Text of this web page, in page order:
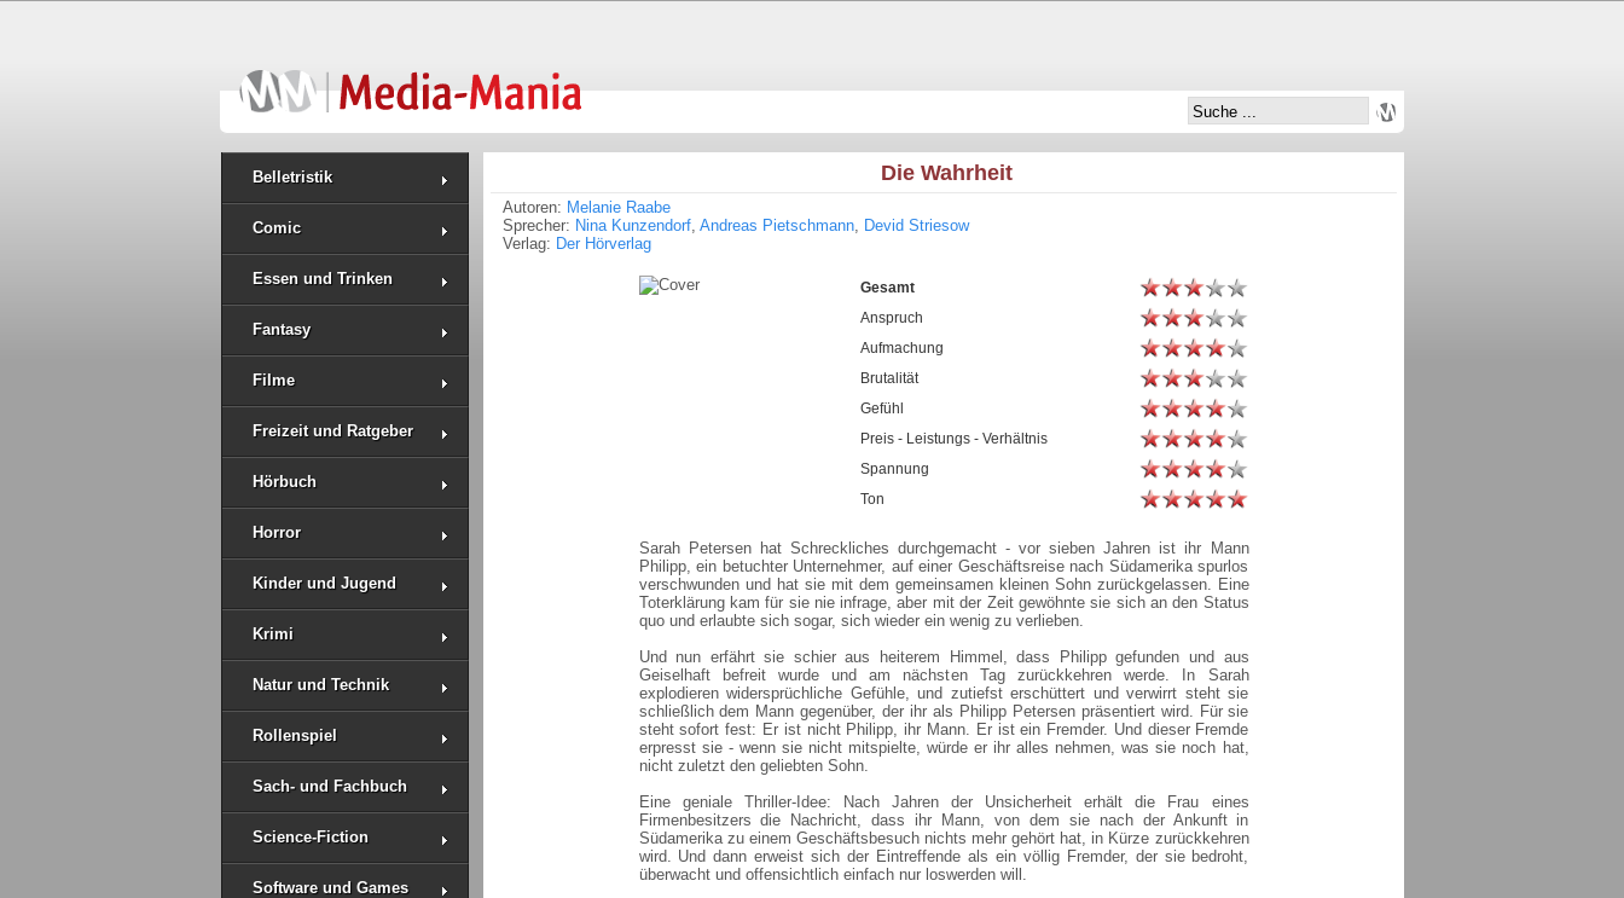
Belletristik
Comic
Essen und Trinken
Fantasy
Filme
Freizeit und Ratgeber
Hörbuch
Horror
Kinder und Jugend
Krimi
Natur und Technik
Rollenspiel
Sach- und Fachbuch
Science-Fiction
Software und Games
Die Wahrheit
Autoren: Melanie Raabe
Sprecher: Nina Kunzendorf, Andreas Pietschmann, Devid Striesow
Verlag: Der Hörverlag
Gesamt
Anspruch
Aufmachung
Brutalität
Gefühl
Preis - Leistungs - Verhältnis
Spannung
Ton
Sarah Petersen hat Schreckliches durchgemacht - vor sieben Jahren ist ihr Mann
Philipp, ein betuchter Unternehmer, auf einer Geschäftsreise nach Südamerika spurlos
verschwunden und hat sie mit dem gemeinsamen kleinen Sohn zurückgelassen. Eine
Toterklärung kam für sie nie infrage, aber mit der Zeit gewöhnte sie sich an den Status
quo und erlaubte sich sogar, sich wieder ein wenig zu verlieben.
Und nun erfährt sie schier aus heiterem Himmel, dass Philipp gefunden und aus
Geiselhaft befreit wurde und am nächsten Tag zurückkehren werde. In Sarah
explodieren widersprüchliche Gefühle, und zutiefst erschüttert und verwirrt steht sie
schließlich dem Mann gegenüber, der ihr als Philipp Petersen präsentiert wird. Für sie
steht sofort fest: Er ist nicht Philipp, ihr Mann. Er ist ein Fremder. Und dieser Fremde
erpresst sie - wenn sie nicht mitspielte, würde er ihr alles nehmen, was sie noch hat,
nicht zuletzt den geliebten Sohn.
Eine geniale Thriller-Idee: Nach Jahren der Unsicherheit erhält die Frau eines
Firmenbesitzers die Nachricht, dass ihr Mann, von dem sie nach der Ankunft in
Südamerika zu einem Geschäftsbesuch nichts mehr gehört hat, in Kürze zurückkehren
wird. Und dann erweist sich der Eintreffende als ein völlig Fremder, der sie bedroht,
überwacht und offensichtlich einfach nur loswerden will.